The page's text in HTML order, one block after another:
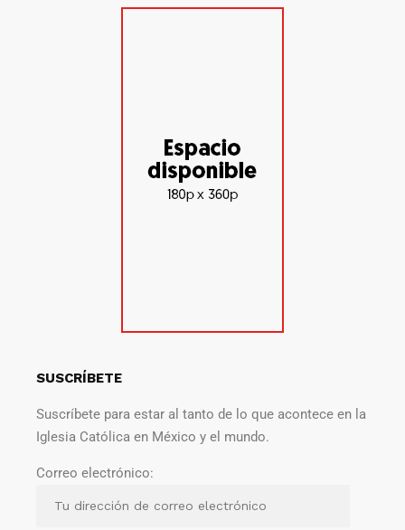
SUSCRÍBETE
Suscríbete para estar al tanto de lo que acontece en la
Iglesia Católica en México y el mundo.
Correo electrónico: